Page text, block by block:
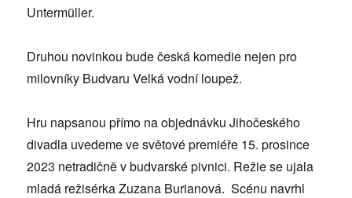
Untermüller.
Druhou novinkou bude česká komedie nejen pro
milovníky Budvaru Velká vodní loupež.
Hru napsanou přímo na objednávku Jihočeského
divadla uvedeme ve světové premiéře 15. prosince
2023 netradičně v budvarské pivnici. Režie se ujala
mladá režisérka Zuzana Burianová. Scénu navrhl